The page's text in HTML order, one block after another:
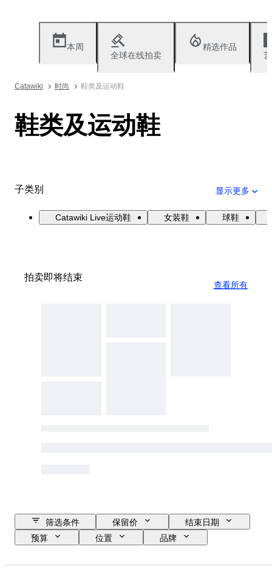
本周
全球在线拍卖
精选作品
Catawiki 时尚 鞋类及运动鞋
鞋类及运动鞋
子类别 显示更多
Catawiki Live运动鞋 女装鞋 球鞋
拍卖即将结束
查看所有
筛选条件 保留价
结束日期
预算
位置
品牌